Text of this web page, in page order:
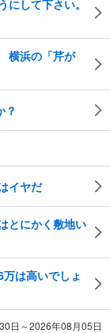
して下さい。
横浜の「芹が
？
イヤだ
とにかく敷地い
は高いでしょ
日～2026年08月05日